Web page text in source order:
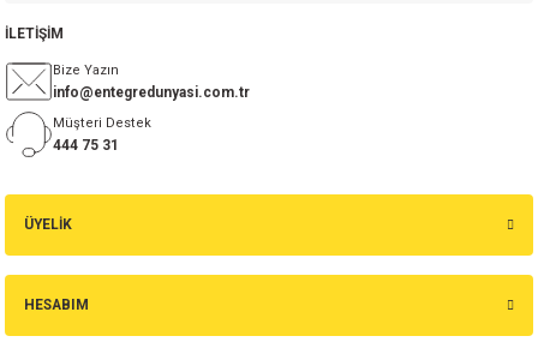
ÜYELİK
HESABIM
İLETİŞİM
Bize Yazın
info@entegredunyasi.com.tr
Müşteri Destek
444 75 31